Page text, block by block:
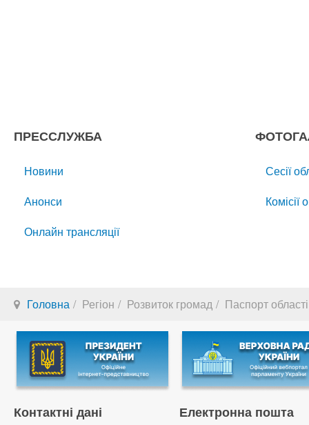
ПРЕССЛУЖБА
Новини
Анонси
Онлайн трансляції
Сесії
Комісії
Головна Регіон Розвиток громад Паспорт області
Контактні дані Електронна пошта